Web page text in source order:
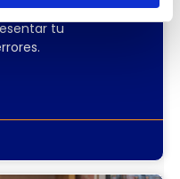
sencilla todo lo
tu